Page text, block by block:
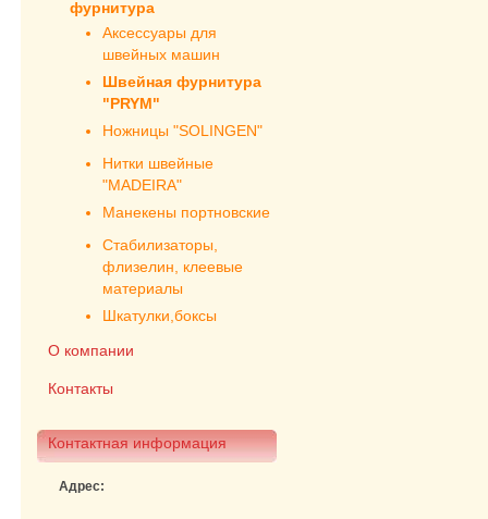
фурнитура
Аксессуары для
швейных машин
Швейная фурнитура
"PRYM"
Ножницы "SOLINGEN"
Нитки швейные
"MADEIRA"
Манекены портновские
Стабилизаторы,
флизелин, клеевые
материалы
Шкатулки,боксы
О компании
Контакты
Контактная информация
Адрес: